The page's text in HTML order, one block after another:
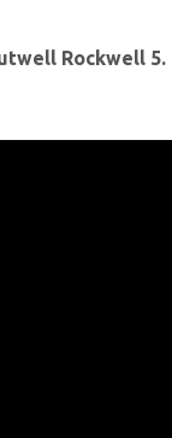
Rockwell 5.